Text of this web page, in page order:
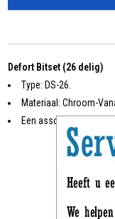
Defort Bitset (26 delig)
Type: DS-26.
Materiaal: Chroom-
Een assortiment van